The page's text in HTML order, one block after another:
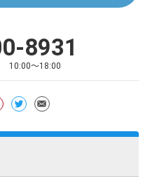
10:00～18:00